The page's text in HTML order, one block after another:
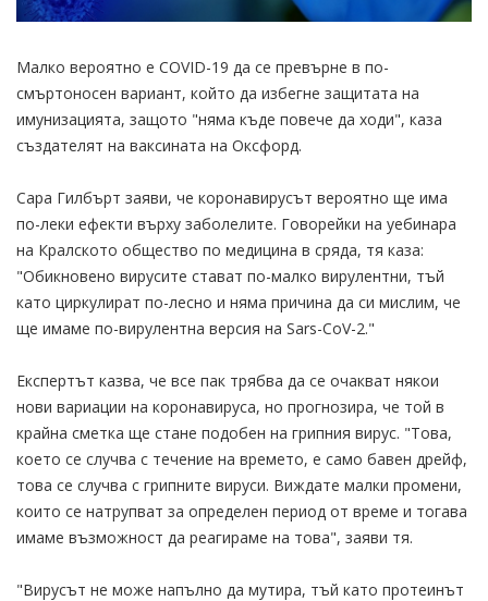
Малко вероятно е COVID-19 да се превърне в по-
смъртоносен вариант, който да избегне защитата на
имунизацията, защото "няма къде повече да ходи", каза
създателят на ваксината на Оксфорд.
Сара Гилбърт заяви, че коронавирусът вероятно ще има
по-леки ефекти върху заболелите. Говорейки на уебинара
на Кралското общество по медицина в сряда, тя каза:
"Обикновено вирусите стават по-малко вирулентни, тъй
като циркулират по-лесно и няма причина да си мислим, че
ще имаме по-вирулентна версия на Sars-CoV-2."
Експертът казва, че все пак трябва да се очакват някои
нови вариации на коронавируса, но прогнозира, че той в
крайна сметка ще стане подобен на грипния вирус. "Това,
което се случва с течение на времето, е само бавен дрейф,
това се случва с грипните вируси. Виждате малки промени,
които се натрупват за определен период от време и тогава
имаме възможност да реагираме на това", заяви тя.
"Вирусът не може напълно да мутира, тъй като протеинът